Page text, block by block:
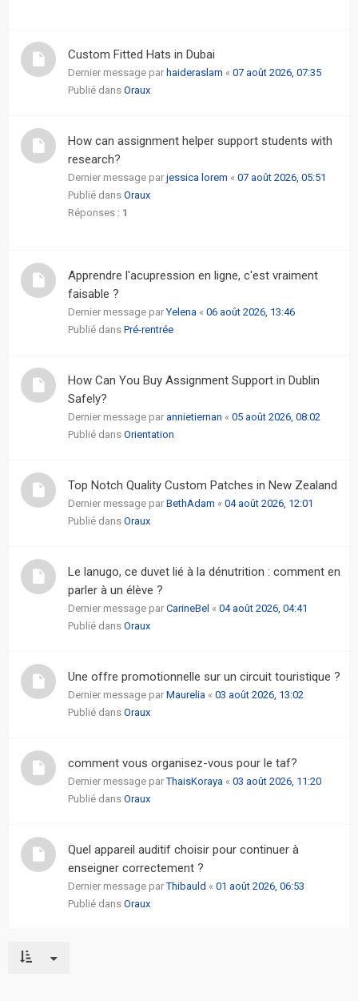
FAQ
Custom Fitted Hats in Dubai
Dernier message par haideraslam « 07 août 2026, 07:35
Publié dans Oraux
How can assignment helper support students with
research?
Dernier message par jessica lorem « 07 août 2026, 05:51
Publié dans Oraux
Réponses : 1
Apprendre l'acupression en ligne, c'est vraiment
faisable ?
Dernier message parYelena « 06 août 2026, 13:46
Publié dans Pré-rentrée
How Can You Buy Assignment Support in Dublin
Safely?
Dernier message par annietiernan « 05 août 2026, 08:02
Publié dans Orientation
Top Notch Quality Custom Patches in New Zealand
Dernier message par BethAdam « 04 août 2026, 12:01
Publié dans Oraux
Le lanugo, ce duvet lié à la dénutrition : comment en
parler à un élève ?
Dernier message par CarineBel « 04 août 2026, 04:41
Publié dans Oraux
Une offre promotionnelle sur un circuit touristique ?
Dernier message par Maurelia « 03 août 2026, 13:02
Publié dans Oraux
comment vous organisez-vous pour le taf?
Dernier message parThaisKoraya « 03 août 2026, 11:20
Publié dans Oraux
Quel appareil auditif choisir pour continuer à
enseigner correctement ?
Dernier message parThibauld « 01 août 2026, 06:53
Publié dans Oraux